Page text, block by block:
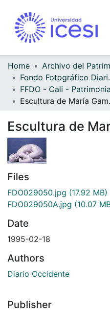
Home
FFDO - Cali -
Escultura de
Files
FDO029050.jpg (17.92 MB)
FDO029050A.jpg (10.07
Date
1995-02-18
Authors
Diario Occidente
Publisher